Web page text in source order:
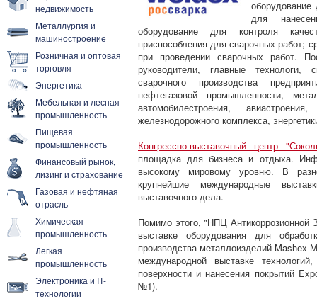
недвижимость
Металлургия и
машиностроение
Розничная и оптовая
торговля
Энергетика
Мебельная и лесная
промышленность
Пищевая
промышленность
Финансовый рынок,
лизинг и страхование
Газовая и нефтяная
отрасль
Химическая
промышленность
Легкая
промышленность
Электроника и IT-
технологии
для
оборудование для контроля
приспособления для сварочных работ;
при проведении сварочных работ.
руководители, главные
сварочного производства
нефтегазовой промышленности,
автомобилестроения,
железнодорожного комплекса,
Конгрессно-выставочный центр
площадка для бизнеса и отдыха.
высокому мировому уровню. В
крупнейшие международные
выставочного дела.
Помимо этого, "НПЦ Антикоррозионной
выставке оборудования для
производства металлоизделий
международной выставке
поверхности и нанесения покрытий
№1).